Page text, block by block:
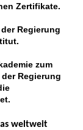
Zertifikate.
Regierung
zum
Regierung
weltweit